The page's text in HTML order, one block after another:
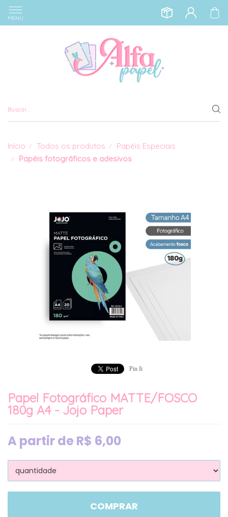
MENU
Início Todos os produtos
Papéis Especiais
Papéis fotográficos e adesivos
Pin It
Papel Fotográfico MATTE/FOSCO
180g A4 - Jojo Paper
A partir de R$ 6,00
COMPRAR